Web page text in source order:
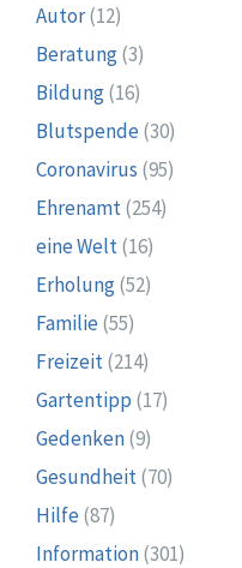
Autor(12)
Beratung(3)
Bildung(16)
Blutspende (30)
Coronavirus (95)
Ehrenamt(254)
eine Welt(16)
Erholung(52)
Familie (55)
Freizeit(214)
Gartentipp (17)
Gedenken(9)
Gesundheit(70)
Hilfe (87)
Information(301)